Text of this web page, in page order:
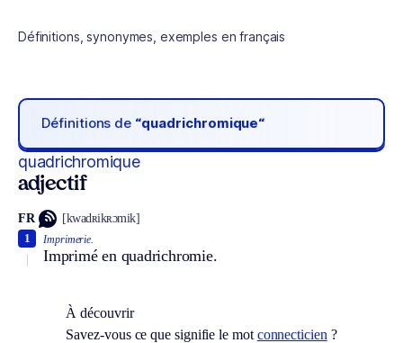
Définitions, synonymes, exemples en français
Définitions de “quadrichromique“
quadrichromique
adjectif
FR [kwadʀikʀɔmik]
Imprimerie.
Imprimé en quadrichromie.
1
À découvrir
Savez-vous ce que signifie le mot connecticien ?